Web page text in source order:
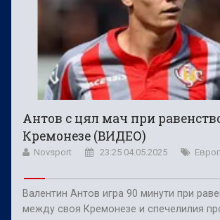
Антов с цял мач при
Кремонезе (ВИДЕО)
Novsport 23:25 04.05.2025
Валентин Антов игра 90 минути при
между своя Кремонезе и спечелилия